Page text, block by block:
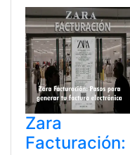
Zara
Facturación: